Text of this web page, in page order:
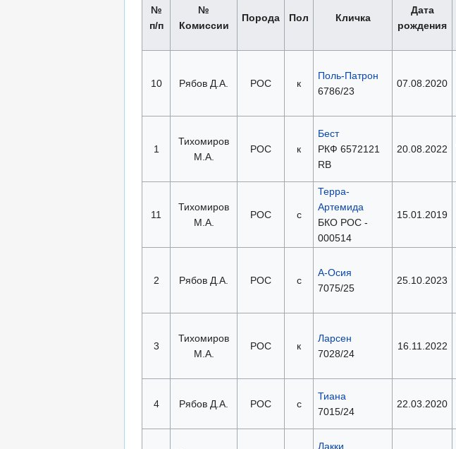
№
п/п
№
Комиссии
Порода Пол Кличка
Дата
рождения
10 Рябов Д.А. РОС к
Поль-Патрон
6786/23
07.08.2020
1
Тихомиров
М.А.
РОС к
Бест
РКФ 6572121
RB
20.08.2022
11
Тихомиров
М.А.
РОС с
Терра-
Артемида
БКО РОС -
000514
15.01.2019
2 Рябов Д.А. РОС с
А-Осия
7075/25
25.10.2023
3
Тихомиров
М.А.
РОС к
Ларсен
7028/24
16.11.2022
4 Рябов Д.А. РОС с
Тиана
7015/24
22.03.2020
Лакки